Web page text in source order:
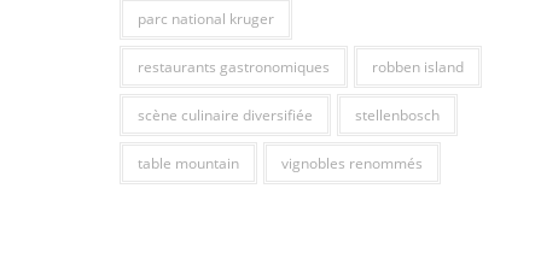
parc national kruger
restaurants gastronomiques robben island
scène culinaire diversifiée stellenbosch
table mountain vignobles renommés